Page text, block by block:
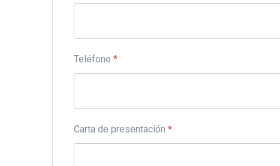
Teléfono *
Carta de presentación *